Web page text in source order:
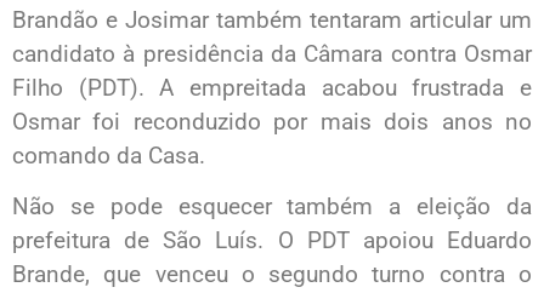
Brandão e Josimar também tentaram articular um
candidato à presidência da Câmara contra Osmar
Filho (PDT). A empreitada acabou frustrada e
Osmar foi reconduzido por mais dois anos no
comando da Casa.
Não se pode esquecer também a eleição da
prefeitura de São Luís. O PDT apoiou Eduardo
Brande, que venceu o segundo turno contra o